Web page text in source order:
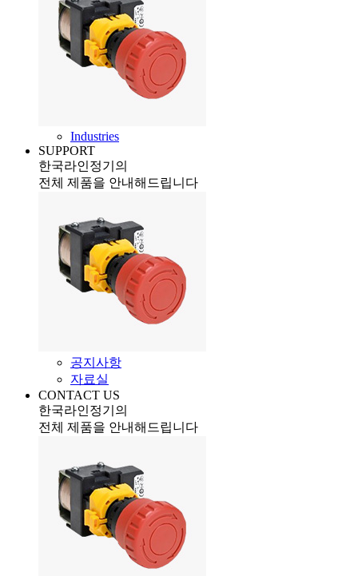
Industries
SUPPORT
한국라인정기의
전체 제품을 안내해드립니다
공지사항
자료실
CONTACT US
한국라인정기의
전체 제품을 안내해드립니다